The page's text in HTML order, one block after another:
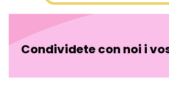
Condividete con noi i